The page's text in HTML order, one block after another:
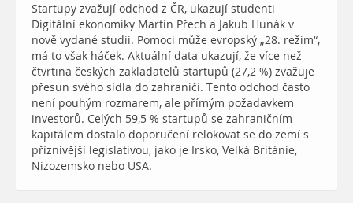
Startupy zvažují odchod z ČR, ukazují studenti
Digitální ekonomiky Martin Přech a Jakub Hunák v
nově vydané studii. Pomoci může evropský „28. režim“,
má to však háček. Aktuální data ukazují, že více než
čtvrtina českých zakladatelů startupů (27,2 %) zvažuje
přesun svého sídla do zahraničí. Tento odchod často
není pouhým rozmarem, ale přímým požadavkem
investorů. Celých 59,5 % startupů se zahraničním
kapitálem dostalo doporučení relokovat se do zemí s
příznivější legislativou, jako je Irsko, Velká Británie,
Nizozemsko nebo USA.